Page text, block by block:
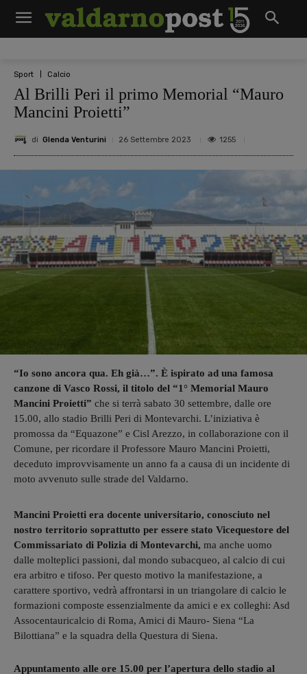
Sport Calcio
Al Brilli Peri il primo Memorial “Mauro
Mancini Proietti”
di Glenda Venturini 26 Settembre 2023 1255
“Io sono ancora qua. Eh già…”. È ispirato ad una famosa
canzone di Vasco Rossi, il titolo del “1° Memorial Mauro
Mancini Proietti” che si terrà sabato 30 settembre, dalle ore
15.00, allo stadio Brilli Peri di Montevarchi. L’iniziativa è
promossa da “Equazone” e Cisl Arezzo, in collaborazione con il
Comune, per ricordare il Professore Mauro Mancini Proietti,
deceduto improvvisamente un anno fa a causa di un incidente di
moto avvenuto sulle strade del Valdarno.
Mancini Proietti era docente universitario, conosciuto nel
nostro territorio soprattutto per essere stato Vicequestore del
Commissariato di Polizia di Montevarchi, ma anche uomo
dalle molteplici passioni, dal mondo subacqueo, al calcio di cui
era arbitro e tifoso. Per questo motivo la manifestazione, a
carattere sportivo, vedrà affrontarsi in un triangolare di calcio le
formazioni composte essenzialmente da amici e ex colleghi: Asd
Assocentauricalcio di Roma, Amici di Mauro- Siena “La
Bilottiana” e la squadra della Questura di Siena.
Appuntamento alle ore 15.00 per l’apertura dello stadio al